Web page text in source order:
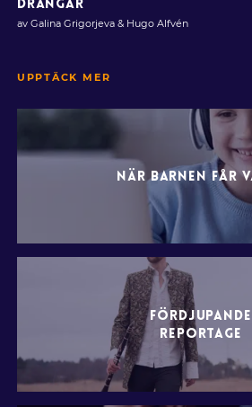
DRÄNGAR
av Galina Grigorjeva & Hugo Alfvén
UPPTÄCK MER
NÄR BARNEN FÅR
FÖRDJUPANDE
REPORTAGE